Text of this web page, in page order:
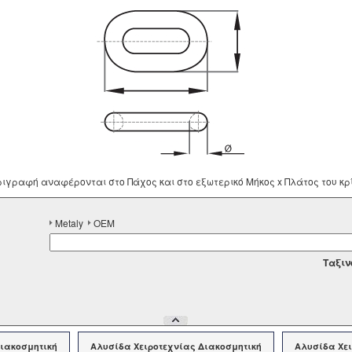
αναφέρονται στο Πάχος και στο εξωτερικό Μήκος x Πλάτος του
Metaly OEM
Αλυσίδα Χειροτεχνίας Διακοσμητική Αλυσίδα